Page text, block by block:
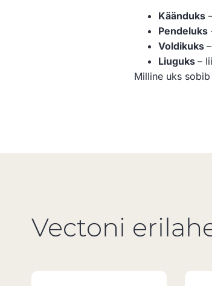
Käänduks
Pendeluks
Voldikuks
Liuguks –
Milline uks
Vectoni